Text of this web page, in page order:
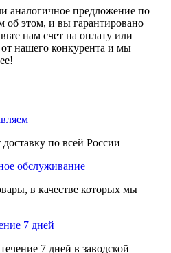
аналогичное предложение по
этом, и вы гарантировано
нам счет на оплату или
нашего конкурента и мы
по всей России
обслуживание
в качестве которых мы
7 дней
7 дней в заводской